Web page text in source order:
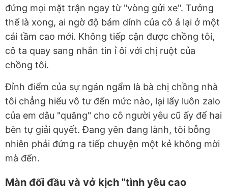
đứng mọi mặt trận ngay từ "vòng gửi xe". Tưởng
thế là xong, ai ngờ độ bám dính của cô ả lại ở một
cái tầm cao mới. Không tiếp cận được chồng tôi,
cô ta quay sang nhắn tin ỉ ôi với chị ruột của
chồng tôi.
Đỉnh điểm của sự ngán ngẩm là bà chị chồng nhà
tôi chẳng hiểu vô tư đến mức nào, lại lấy luôn zalo
của em dâu "quăng" cho cô người yêu cũ ấy để hai
bên tự giải quyết. Đang yên đang lành, tôi bỗng
nhiên phải đứng ra tiếp chuyện một kẻ không mời
mà đến.
Màn đối đầu và vở kịch "tình yêu cao